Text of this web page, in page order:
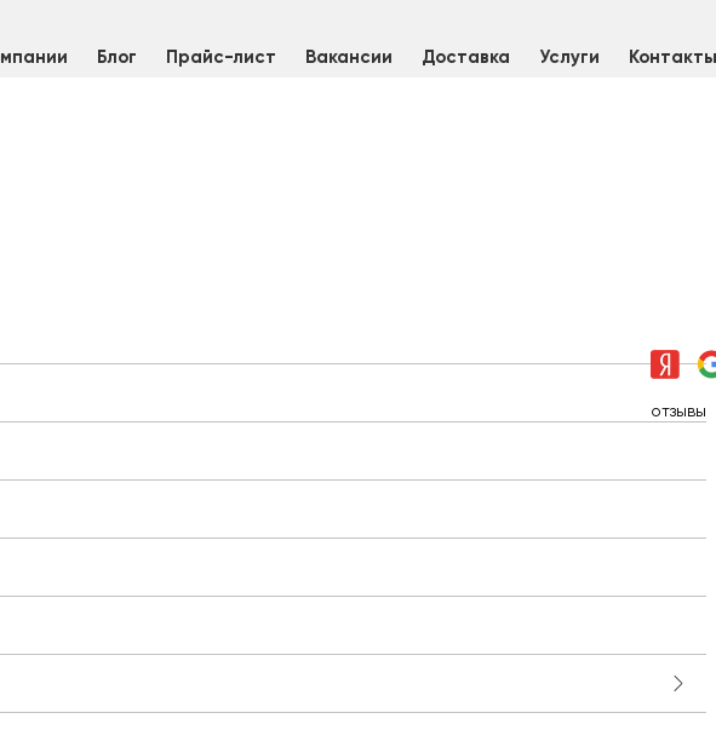
Блог Прайс-лист Вакансии Доставка Услуги Контакты
отзывы